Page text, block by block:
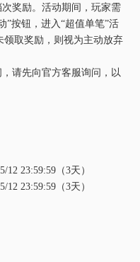
奖励。活动期间，玩家需
”按钮，进入“超值单笔”活
取奖励，则视为主动放弃
请先向官方客服询问，以
12 23:59:59（3天）
12 23:59:59（3天）